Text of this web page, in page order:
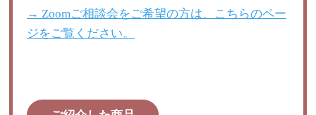
→ Zoomご相談会をご希望の方は、こちらのペー
ジをご覧ください。